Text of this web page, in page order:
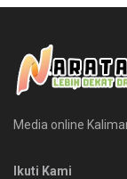
Media online
Ikuti Kami